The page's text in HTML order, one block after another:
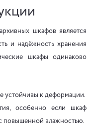
шкафов является
и надёжность хранения
шкафы одинаково
устойчивы к деформации.
особенно если шкаф
повышенной влажностью.